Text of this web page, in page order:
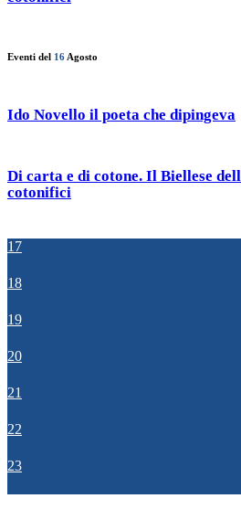
Eventi del 16 Agosto
Ido Novello il poeta che dipingeva
Di carta e di cotone. Il Biellese
cotonifici
17
18
19
20
21
22
23